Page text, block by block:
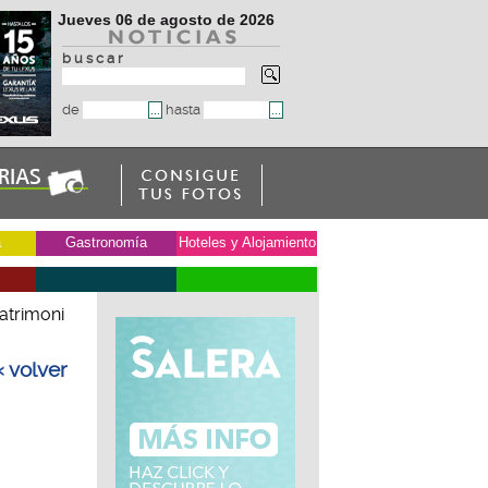
Jueves 06 de agosto de 2026
b u s c a r
de hasta
Gastronomía Hoteles y Alojamiento
volver